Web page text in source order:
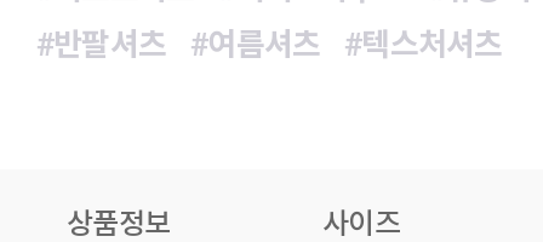
#반팔셔츠
#여름셔츠 #텍스처셔츠
상품정보 사이즈